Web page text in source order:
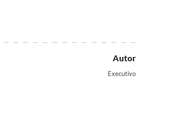
Autor
Executivo